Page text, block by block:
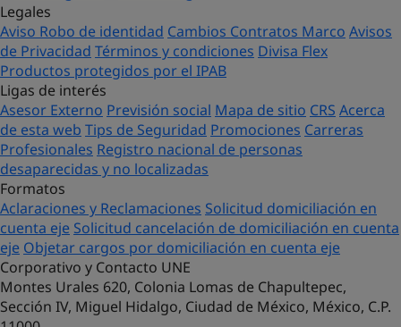
Legales
Aviso Robo de identidad Cambios Contratos Marco Avisos
de Privacidad Términos y condiciones Divisa Flex
Productos protegidos por el IPAB
Ligas de interés
Asesor Externo Previsión social Mapa de sitio CRS Acerca
de esta web Tips de Seguridad Promociones Carreras
Profesionales Registro nacional de personas
desaparecidas y no localizadas
Formatos
Aclaraciones y Reclamaciones Solicitud domiciliación en
cuenta eje Solicitud cancelación de domiciliación en cuenta
eje Objetar cargos por domiciliación en cuenta eje
Corporativo y Contacto UNE
Montes Urales 620, Colonia Lomas de Chapultepec,
Sección IV, Miguel Hidalgo, Ciudad de México, México, C.P.